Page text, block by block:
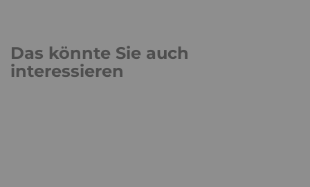
Das könnte Sie auch
interessieren